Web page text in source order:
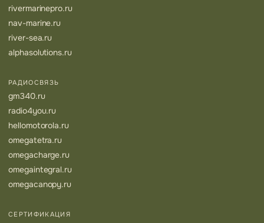
rivermarinepro.ru
nav-marine.ru
river-sea.ru
alphasolutions.ru
РАДИОСВЯЗЬ
gm340.ru
radio4you.ru
hellomotorola.ru
omegatetra.ru
omegacharge.ru
omegaintegral.ru
omegacanopy.ru
СЕРТИФИКАЦИЯ